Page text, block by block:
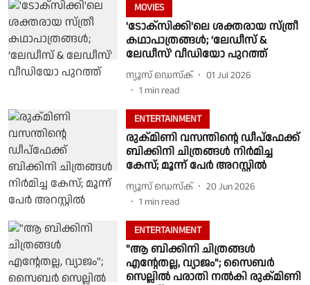
MOVIES
'ടോക്‌സിക്കി'ലെ ശക്തരായ സ്ത്രീ
കഥാപാത്രങ്ങൾ; ‘ലേഡീസ് &
ലേഡീസ്’ വീഡിയോ പുറത്ത്
ന്യൂസ് ഡെസ്ക്
01 Jul 2026
1 min read
ENTERTAINMENT
രുക്മിണി വസന്തിന്റെ ഡീപ്ഫേക്ക്
ബിക്കിനി ചിത്രങ്ങൾ നിർമിച്ച
കേസ്; മൂന്ന് പേർ അറസ്റ്റിൽ
ന്യൂസ് ഡെസ്ക്
20 Jun 2026
1 min read
ENTERTAINMENT
"ആ ബിക്കിനി ചിത്രങ്ങൾ
എന്റേതല്ല, വ്യാജം"; സൈബർ
സെല്ലിൽ പരാതി നൽകി രുക്മിണി